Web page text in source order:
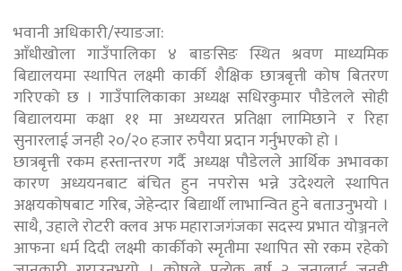
भवानी अधिकारी/स्याङजा:
आँधीखोला गाउँपालिका ४ बाङसिङ स्थित श्रवण माध्यमिक
बिद्यालयमा स्थापित लक्ष्मी कार्की शैक्षिक छात्रबृत्ती कोष बितरण
गरिएको छ । गाउँपालिकाका अध्यक्ष सधिरकुमार पौडेलले सोही
बिद्यालयमा कक्षा ११ मा अध्ययरत प्रतिक्षा लामिछाने र रिहा
सुनारलाई जनही २०/२० हजार रुपैया प्रदान गर्नुभएको हो ।
छात्रबृत्ती रकम हस्तान्तरण गर्दै अध्यक्ष पौडेलले आर्थिक अभावका
कारण अध्ययनबाट बंचित हुन नपरोस भन्ने उदेश्यले स्थापित
अक्षयकोषबाट गरिब, जेहेन्दार बिद्यार्थी लाभान्वित हुने बताउनुभयो ।
साथै, उहाले रोटरी क्लव अफ महाराजगंजका सदस्य प्रभात योञ्जनले
आफना धर्म दिदी लक्ष्मी कार्कीको स्मृतीमा स्थापित सो रकम रहेको